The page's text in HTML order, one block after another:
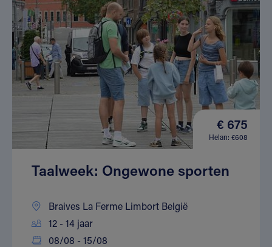
€ 675
Helan: €608
Taalweek: Ongewone sporten
Braives La Ferme Limbort België
12 - 14 jaar
08/08 - 15/08